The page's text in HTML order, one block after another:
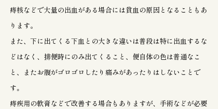
痔核などで大量の出血がある場合には貧血の原因となることもあ
ります。
また、下に出てくる下血との大きな違いは普段は特に出血するな
どはなく、排便時にのみ出てくること、便自体の色は普通なこ
と、またお腹がゴロゴロしたり痛みがあったりはしないことで
す。
痔疾用の軟膏などで改善する場合もありますが、手術などが必要